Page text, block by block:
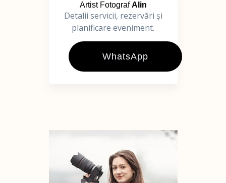
Artist FotografAlin
Detalii servicii, rezervări și
planificare eveniment.
WhatsApp